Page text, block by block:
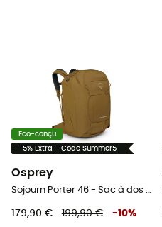
Eco-conçu
-5% Extra - Code Summer5
Osprey
Sojourn Porter 46 - Sac à dos de voyage
179,90 € 199,90 € -10%